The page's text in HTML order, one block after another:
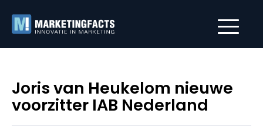
Joris van Heukelom nieuwe
voorzitter IAB Nederland